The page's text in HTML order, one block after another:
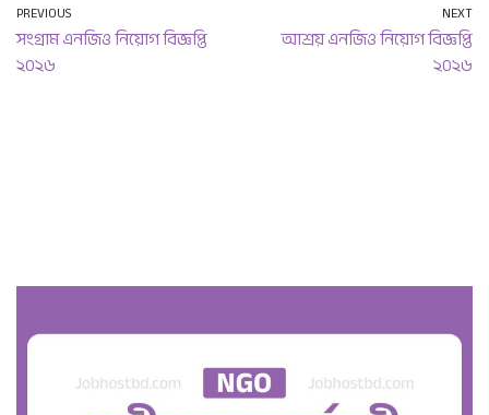
PREVIOUS
সংগ্রাম এনজিও নিয়োগ বিজ্ঞপ্তি
২০২৬
NEXT
আশ্রয় এনজিও নিয়োগ বিজ্ঞপ্তি
২০২৬